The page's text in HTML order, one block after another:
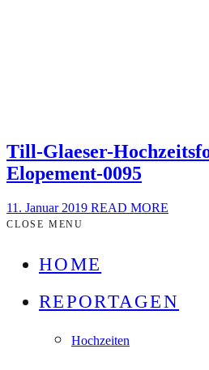
Till-Glaeser-
Elopement-0095
11. Januar 2019 READ MORE
CLOSE MENU
HOME
REPORTAGEN
Hochzeiten